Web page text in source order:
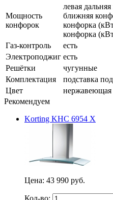
Мощность
конфорок
левая
ближняя
конфорка
конфорка
Газ-контроль
есть
Электроподжиг есть
Решётки
чугунные
Комплектация
подставка
Цвет
нержавеющая
Рекомендуем
Korting KHC 6954 X
Цена: 43 990 руб.
Кол-во: